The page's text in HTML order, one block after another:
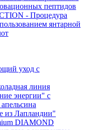
пептидов
- Процедура
янтарной
уход с
линия
энергии" с
из Лапландии"
DIAMOND